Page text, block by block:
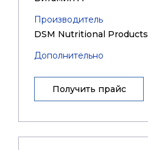
Производитель
DSM Nutritional Products
Дополнительно
Получить прайс